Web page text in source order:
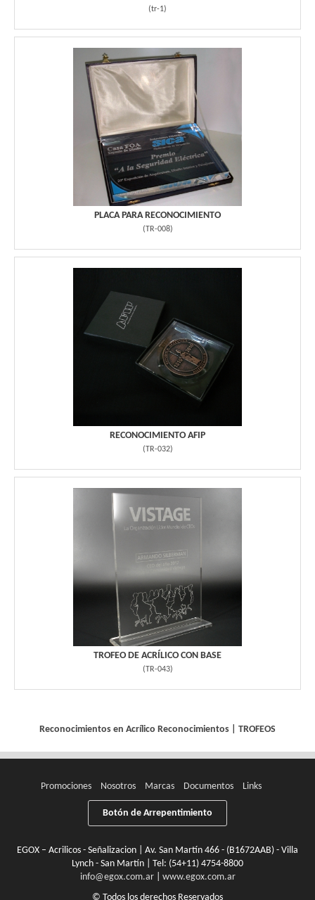
(tr-1)
PLACA PARA RECONOCIMIENTO
(TR-008)
RECONOCIMIENTO AFIP
(TR-032)
TROFEO DE ACRÍLICO CON BASE
(TR-043)
Reconocimientos en Acrílico Reconocimientos TROFEOS
Promociones Nosotros Marcas Documentos Links
Botón de Arrepentimiento
EGOX – Acrilicos - Señalizacion | Av. San Martín 466 - (B1672AAB) - Villa
Lynch - San Martín | Tel: (54+11) 4754-8800
info@egox.com.ar| www.egox.com.ar
© Todos los derechos Reservados